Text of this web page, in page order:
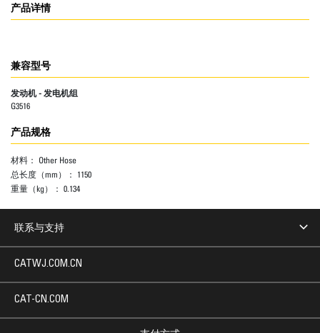
产品详情
兼容型号
发动机 - 发电机组
G3516
产品规格
材料： Other Hose
总长度（mm）： 1150
重量（kg）： 0.134
联系与支持
CATWJ.COM.CN
CAT-CN.COM